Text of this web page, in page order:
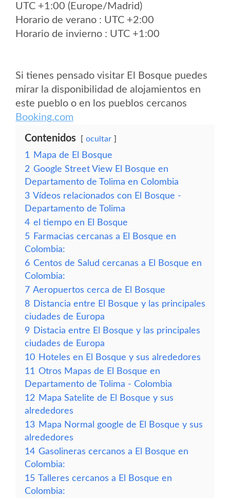
UTC +1:00 (Europe/Madrid)
Horario de verano : UTC +2:00
Horario de invierno : UTC +1:00
Si tienes pensado visitar El Bosque puedes
mirar la disponibilidad de alojamientos en
este pueblo o en los pueblos cercanos
Booking.com
Contenidos ocultar
1
Mapa de El Bosque
2 Google Street View El Bosque en
Departamento de Tolima en Colombia
3 Vídeos relacionados con El Bosque -
Departamento de Tolima
4 el tiempo en El Bosque
5 Farmacias cercanas a El Bosque en
Colombia:
6 Centos de Salud cercanas a El Bosque en
Colombia:
7 Aeropuertos cerca de El Bosque
8 Distancia entre El Bosque y las principales
ciudades de Europa
9 Distacia entre El Bosque y las principales
ciudades de Europa
10 Hoteles en El Bosque y sus alrededores
11 Otros Mapas de El Bosque en
Departamento de Tolima - Colombia
12 Mapa Satelite de El Bosque y sus
alrededores
13 Mapa Normal google de El Bosque y sus
alrededores
14 Gasolineras cercanos a El Bosque en
Colombia:
15 Talleres cercanos a El Bosque en
Colombia: